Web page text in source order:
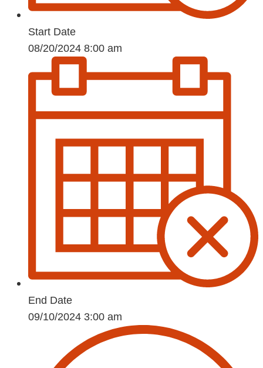
Start Date
08/20/2024 8:00 am
End Date
09/10/2024 3:00 am